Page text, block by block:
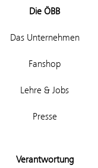
Die ÖBB
Das Unternehmen
Fanshop
Lehre & Jobs
Presse
Verantwortung